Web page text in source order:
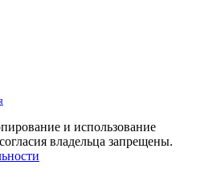
и использование
владельца запрещены.